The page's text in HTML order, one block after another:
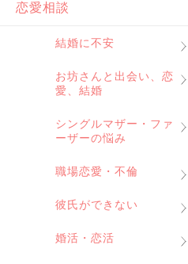
恋愛相談
結婚に不安
お坊さんと出会い、恋
愛、結婚
シングルマザー・ファ
ーザーの悩み
職場恋愛・不倫
彼氏ができない
婚活・恋活